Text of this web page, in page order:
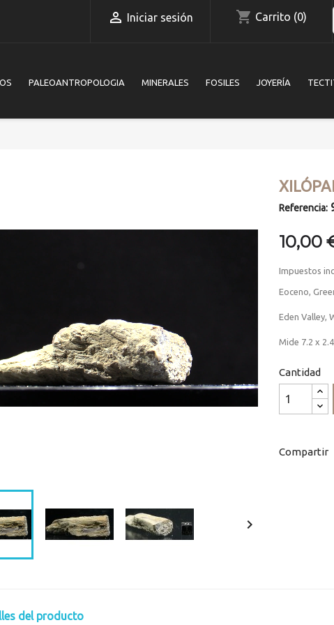
 Iniciar sesión shopping_cart Carrito (0)
PALEOANTROPOLOGIA MINERALES FOSILES JOYERÍA

Referencia:
10,00
Impuestos
Eoceno,
Eden Valley,
Mide 7.2 x
Cantidad
Compartir
del producto